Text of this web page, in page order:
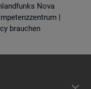
Nova
|
brauchen